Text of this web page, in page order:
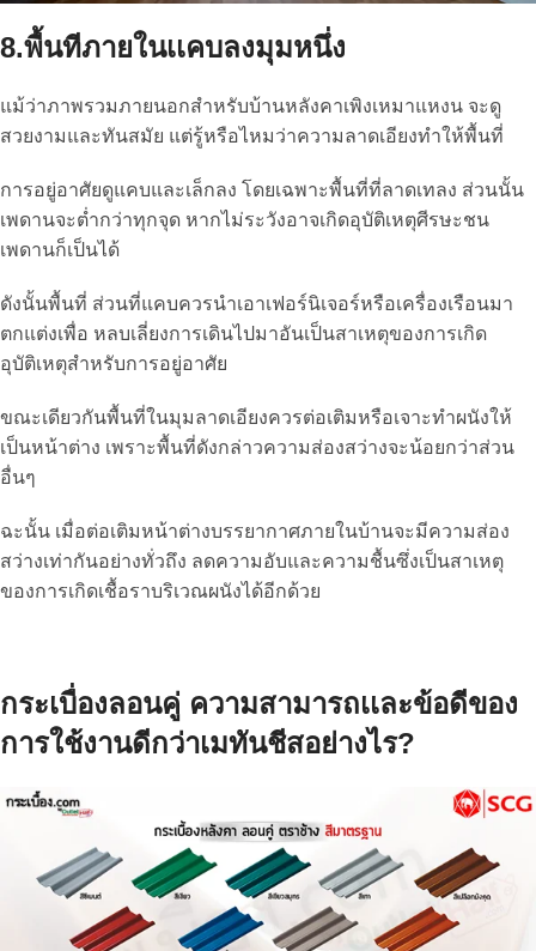
8.พื้นทีภายในเเคบลงมุมหนึ่ง
แม้ว่าภาพรวมภายนอกสำหรับบ้านหลังคาเพิงเหมาแหงน จะดู
สวยงามและทันสมัย แต่รู้หรือไหมว่าความลาดเอียงทำให้พื้นที่
การอยู่อาศัยดูแคบและเล็กลง โดยเฉพาะพื้นที่ที่ลาดเทลง ส่วนนั้น
เพดานจะต่ำกว่าทุกจุด หากไม่ระวังอาจเกิดอุบัติเหตุศีรษะชน
เพดานก็เป็นได้
ดังนั้นพื้นที่ ส่วนที่แคบควรนำเอาเฟอร์นิเจอร์หรือเครื่องเรือนมา
ตกแต่งเพื่อ หลบเลี่ยงการเดินไปมาอันเป็นสาเหตุของการเกิด
อุบัติเหตุสำหรับการอยู่อาศัย
ขณะเดียวกันพื้นที่ในมุมลาดเอียงควรต่อเติมหรือเจาะทำผนังให้
เป็นหน้าต่าง เพราะพื้นที่ดังกล่าวความส่องสว่างจะน้อยกว่าส่วน
อื่นๆ
ฉะนั้น เมื่อต่อเติมหน้าต่างบรรยากาศภายในบ้านจะมีความส่อง
สว่างเท่ากันอย่างทั่วถึง ลดความอับและความชื้นซึ่งเป็นสาเหตุ
ของการเกิดเชื้อราบริเวณผนังได้อีกด้วย
กระเบื่องลอนคู่ ความสามารถเเละข้อดีของ
การใช้งานดีกว่าเมทันชีสอย่างไร?